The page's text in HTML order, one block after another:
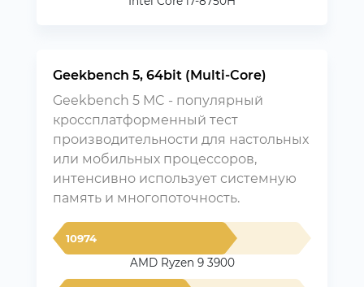
Geekbench 5, 64bit (Multi-Core)
Geekbench 5 MC - популярный
кроссплатформенный тест
производительности для настольных
или мобильных процессоров,
интенсивно использует системную
память и многопоточность.
10974
AMD Ryzen 9 3900